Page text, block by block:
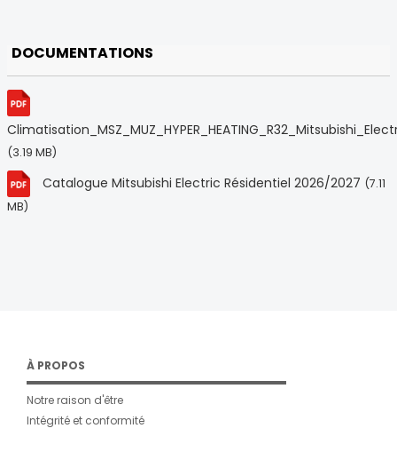
DOCUMENTATIONS
(3.19 MB)
Catalogue Mitsubishi Electric Résidentiel 2026/2027 (7.11
MB)
À PROPOS
Notre raison d'être
Intégrité et conformité